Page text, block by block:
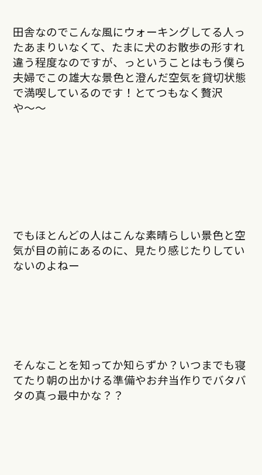
田舎なのでこんな風にウォーキングしてる人っ
たあまりいなくて、たまに犬のお散歩の形すれ
違う程度なのですが、っということはもう僕ら
夫婦でこの雄大な景色と澄んだ空気を貸切状態
で満喫しているのです！とてつもなく贅沢
や〜〜
でもほとんどの人はこんな素晴らしい景色と空
気が目の前にあるのに、見たり感じたりしてい
ないのよねー
そんなことを知ってか知らずか？いつまでも寝
てたり朝の出かける準備やお弁当作りでバタバ
タの真っ最中かな？？